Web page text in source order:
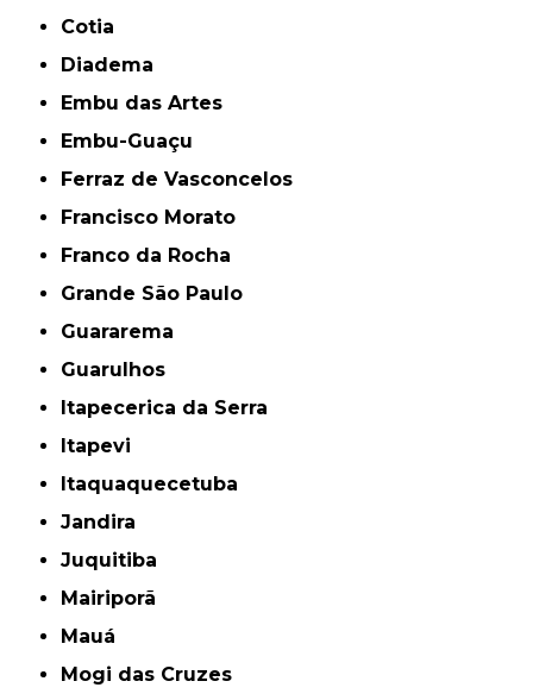
Cotia
Diadema
Embu das Artes
Embu-Guaçu
Ferraz de Vasconcelos
Francisco Morato
Franco da Rocha
Grande São Paulo
Guararema
Guarulhos
Itapecerica da Serra
Itapevi
Itaquaquecetuba
Jandira
Juquitiba
Mairiporã
Mauá
Mogi das Cruzes